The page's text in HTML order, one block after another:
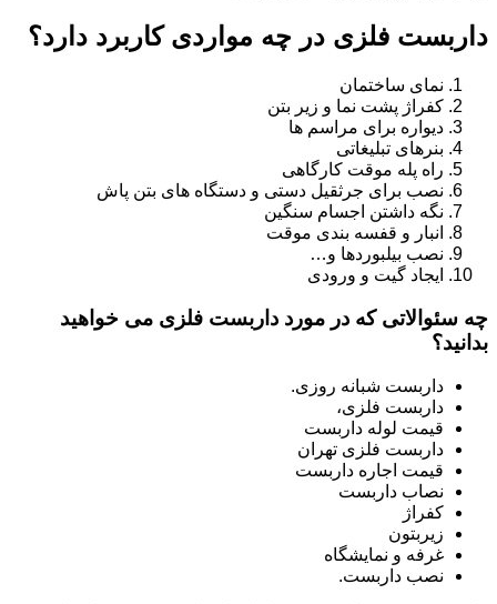
داربست فلزی در چه مواردی کاربرد دارد؟
نمای ساختمان
کفراژ پشت نما و زیر بتن
دیواره برای مراسم ها
بنرهای تبلیغاتی
راه پله موقت کارگاهی
نصب برای جرثقیل دستی و دستگاه های بتن پاش
نگه داشتن اجسام سنگین
انبار و قفسه بندی موقت
نصب بیلبوردها و…
ایجاد گیت و ورودی
چه سئوالاتی که در مورد داربست فلزی می خواهید
بدانید؟
داربست شبانه روزی.
داربست فلزی،
قیمت لوله داربست
داربست فلزی تهران
قیمت اجاره داربست
نصاب داربست
کفراژ
زیربتون
غرفه و نمایشگاه
نصب داربست.